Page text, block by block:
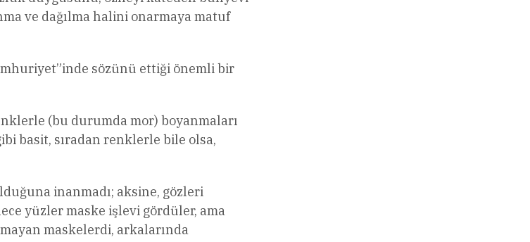
ve dağılma halini onarmaya matuf
sözünü ettiği önemli bir
(bu durumda mor) boyanmaları
basit, sıradan renklerle bile olsa,
inanmadı; aksine, gözleri
yüzler maske işlevi gördüler, ama
maskelerdi, arkalarında